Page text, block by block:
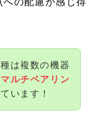
は複数の機器
マルチペアリン
います！